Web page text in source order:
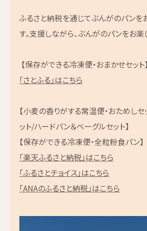
ふるさと納税を通じてぶんがのパンを
す。支援しながら、ぶんがのパンをお楽
【保存ができる冷凍便・おまかせセット】
「さとふる」はこちら
【小麦の香りがする常温便・おためし
ット/ハードパン＆ベーグルセット】
【保存ができる冷凍便・全粒粉食パン】
「楽天ふるさと納税」はこちら
「ふるさとチョイス」はこちら
「ANAのふるさと納税」はこちら